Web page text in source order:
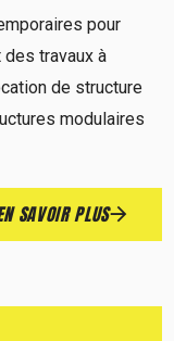
pour
travaux à
de structure
modulaires
SAVOIR PLUS